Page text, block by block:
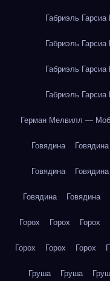
Габриэль
Габриэль
Габриэль
Габриэль
Герман Мелвилл —
Говядина Говядина
Говядина Говядина
Говядина Говядина
Горох Горох Горох
Горох Горох Горох
Груша Груша